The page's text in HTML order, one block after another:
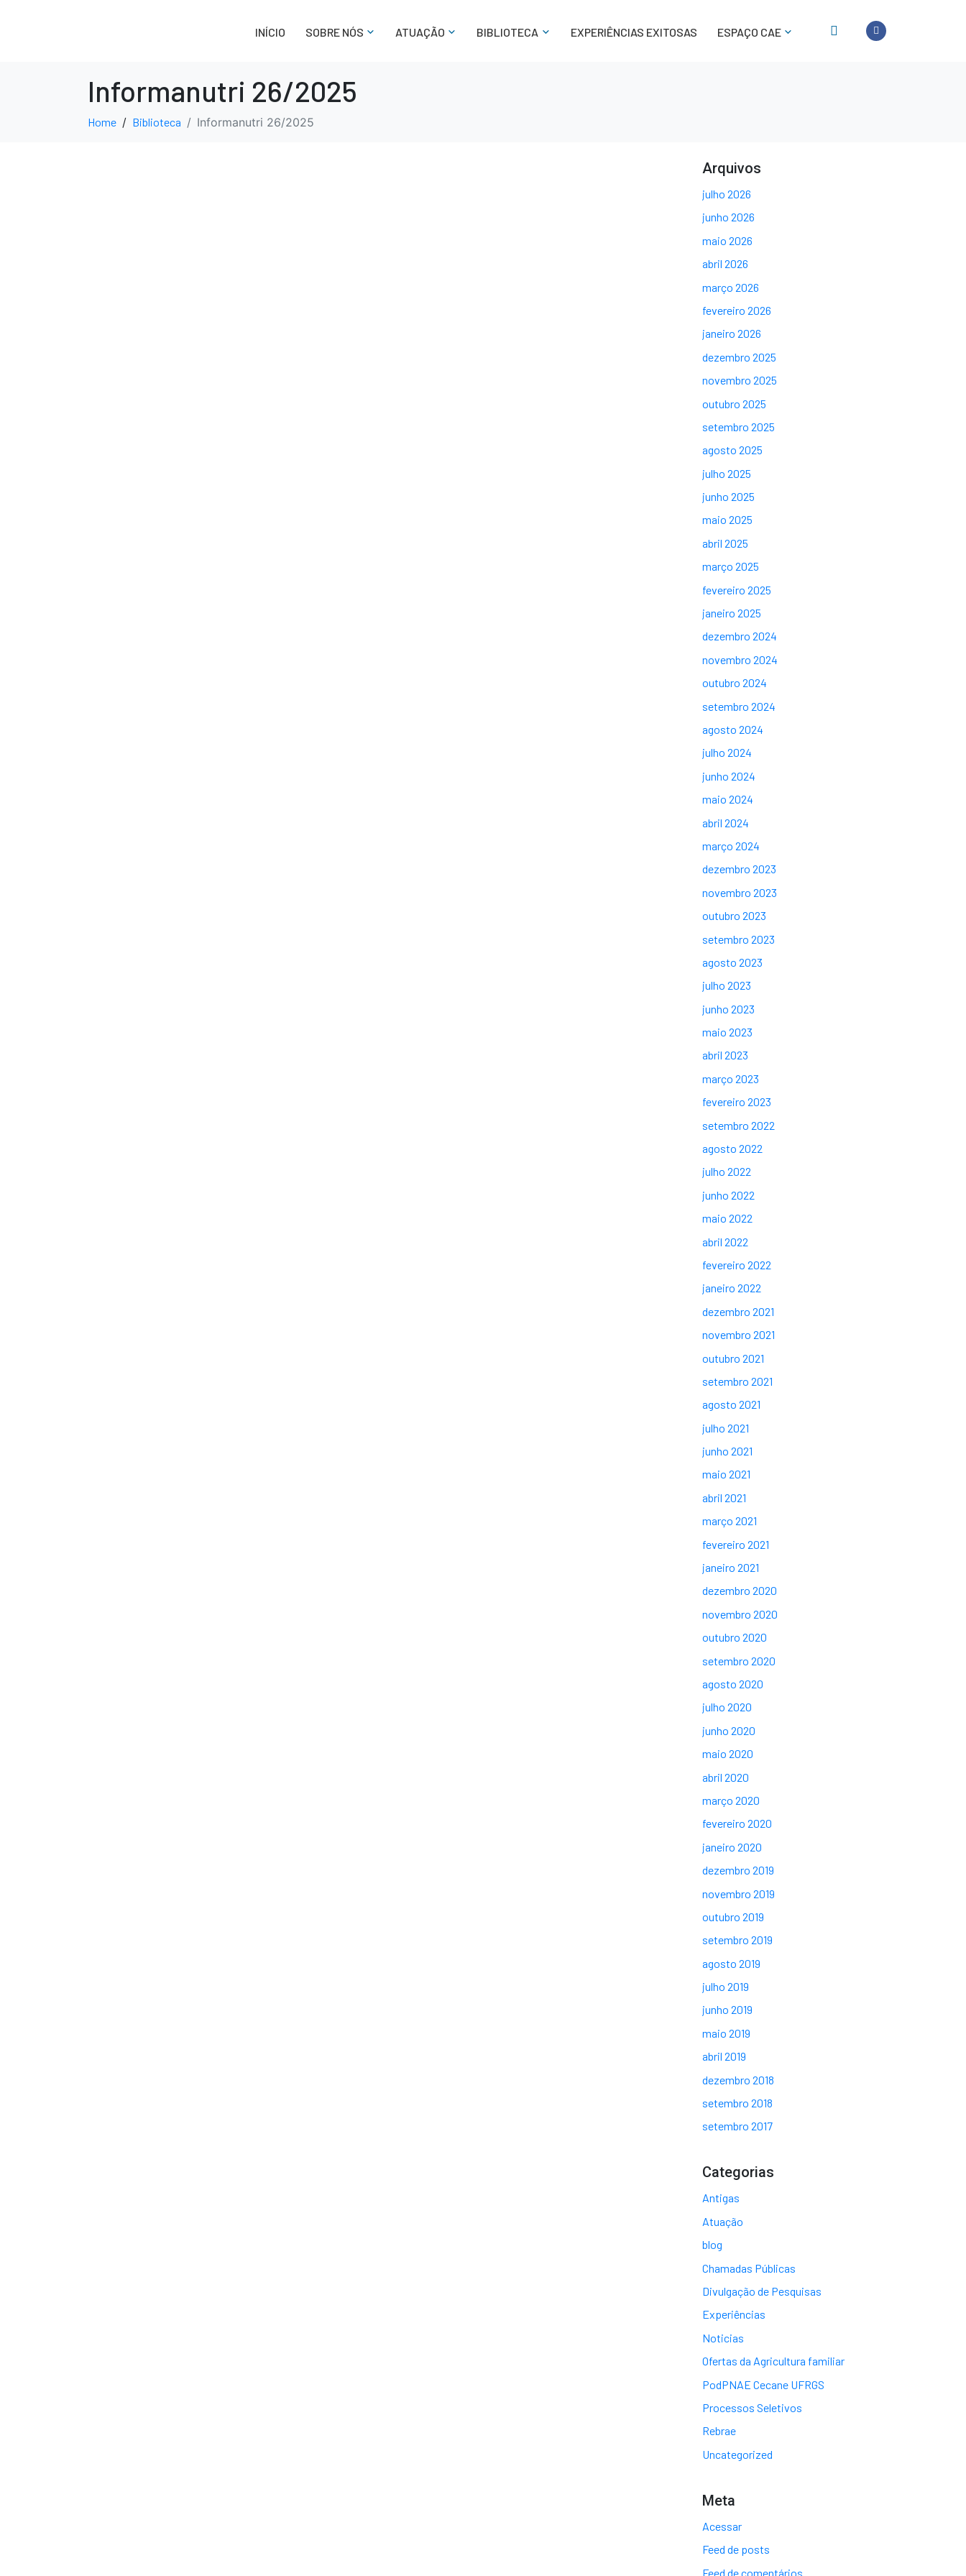
INÍCIO SOBRE NÓS ATUAÇÃO BIBLIOTECA EXPERIÊNCIAS EXITOSAS ESPAÇO CAE
Informanutri 26/2025
Home Biblioteca Informanutri 26/2025
Arquivos
julho 2026
junho 2026
maio 2026
abril 2026
março 2026
fevereiro 2026
janeiro 2026
dezembro 2025
novembro 2025
outubro 2025
setembro 2025
agosto 2025
julho 2025
junho 2025
maio 2025
abril 2025
março 2025
fevereiro 2025
janeiro 2025
dezembro 2024
novembro 2024
outubro 2024
setembro 2024
agosto 2024
julho 2024
junho 2024
maio 2024
abril 2024
março 2024
dezembro 2023
novembro 2023
outubro 2023
setembro 2023
agosto 2023
julho 2023
junho 2023
maio 2023
abril 2023
março 2023
fevereiro 2023
setembro 2022
agosto 2022
julho 2022
junho 2022
maio 2022
abril 2022
fevereiro 2022
janeiro 2022
dezembro 2021
novembro 2021
outubro 2021
setembro 2021
agosto 2021
julho 2021
junho 2021
maio 2021
abril 2021
março 2021
fevereiro 2021
janeiro 2021
dezembro 2020
novembro 2020
outubro 2020
setembro 2020
agosto 2020
julho 2020
junho 2020
maio 2020
abril 2020
março 2020
fevereiro 2020
janeiro 2020
dezembro 2019
novembro 2019
outubro 2019
setembro 2019
agosto 2019
julho 2019
junho 2019
maio 2019
abril 2019
dezembro 2018
setembro 2018
setembro 2017
Categorias
Antigas
Atuação
blog
Chamadas Públicas
Divulgação de Pesquisas
Experiências
Noticias
Ofertas da Agricultura familiar
PodPNAE Cecane UFRGS
Processos Seletivos
Rebrae
Uncategorized
Meta
Acessar
Feed de posts
Feed de comentários